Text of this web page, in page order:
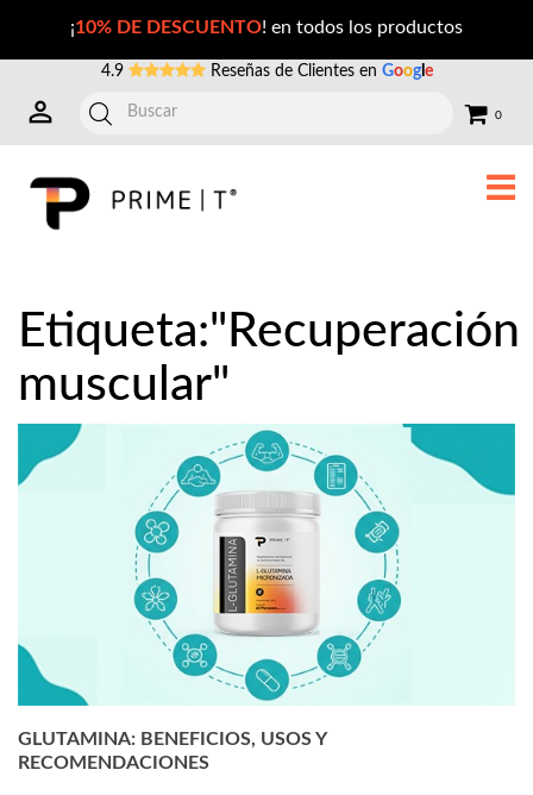
¡10% DE DESCUENTO! en todos los productos
4.9 Reseñas de Clientes en Google
0
Etiqueta:"Recuperación
muscular"
GLUTAMINA: BENEFICIOS, USOS Y
RECOMENDACIONES